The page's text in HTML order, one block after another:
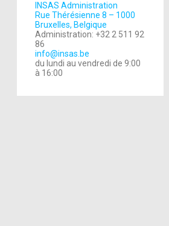
INSAS Administration
Rue Thérésienne 8 – 1000
Bruxelles, Belgique
Administration: +32 2 511 92
86
info@insas.be
du lundi au vendredi de 9:00
à 16:00